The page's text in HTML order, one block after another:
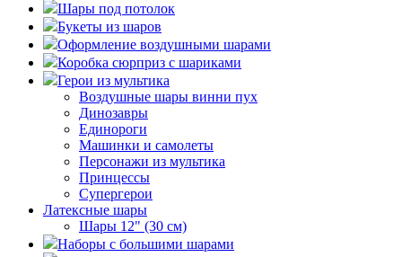
Шары под потолок
Букеты из шаров
Оформление воздушными шарами
Коробка сюрприз с шариками
Герои из мультика
Воздушные шары винни пух
Динозавры
Единороги
Машинки и самолеты
Персонажи из мультика
Принцессы
Супергерои
Латексные шары
Шары 12" (30 см)
Наборы с большими шарами